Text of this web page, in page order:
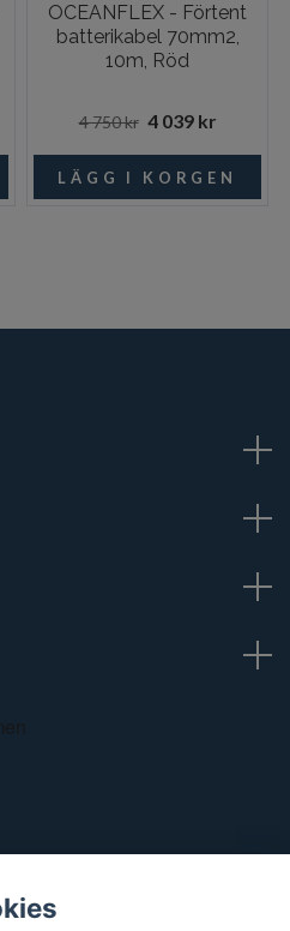
OCEANFLEX - Förtent
batterikabel 70mm2,
10m, Röd
4 750 kr 4 039 kr